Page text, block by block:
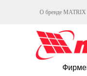
О бренде MATRIX